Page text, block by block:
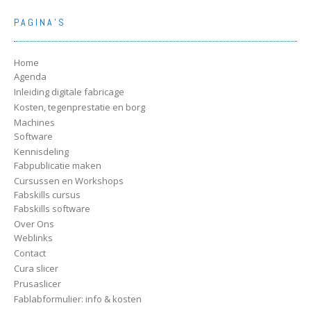
PAGINA’S
Home
Agenda
Inleiding digitale fabricage
Kosten, tegenprestatie en borg
Machines
Software
Kennisdeling
Fabpublicatie maken
Cursussen en Workshops
Fabskills cursus
Fabskills software
Over Ons
Weblinks
Contact
Cura slicer
Prusaslicer
Fablabformulier: info & kosten